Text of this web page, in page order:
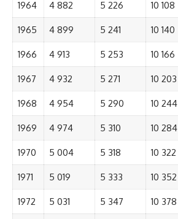
1964 4 882 5 226 10 108
1965 4 899 5 241 10 140
1966 4 913 5 253 10 166
1967 4 932 5 271 10 203
1968 4 954 5 290 10 244
1969 4 974 5 310 10 284
1970 5 004 5 318 10 322
1971 5 019 5 333 10 352
1972 5 031 5 347 10 378